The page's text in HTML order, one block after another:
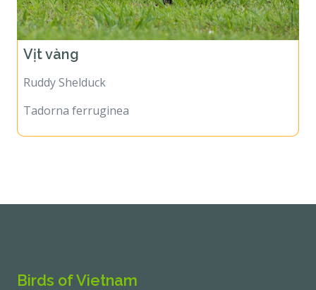
Vịt vàng
Ruddy Shelduck
Tadorna ferruginea
Birds of Vietnam